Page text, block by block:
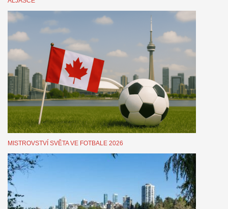
MISTROVSTVÍ SVĚTA VE FOTBALE 2026